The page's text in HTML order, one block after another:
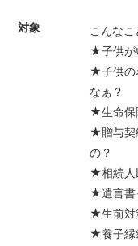
対象
こんな
★子供が
★子供の
なぁ？
★生命保
★贈与契
の？
★相続人
★遺言書
★生前対
★養子縁